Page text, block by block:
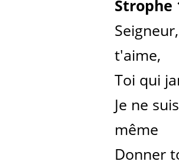
Strophe
t'aime,
Toi qui
Je ne
même
Donner